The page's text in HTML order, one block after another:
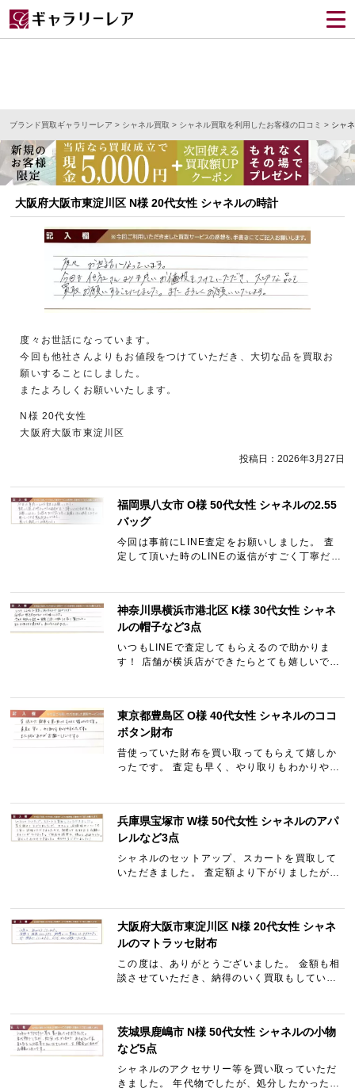
ブランド買取ギャラリーレア > シャネル買取 > シャネル買取を利用したお客様の口コミ > シャ
大阪府大阪市東淀川区 N様 20代女性 シャネルの時計
度々お世話になっています。
今回も他社さんよりもお値段をつけていただき、大切な品を買取お
願いすることにしました。
またよろしくお願いいたします。
N様 20代女性
大阪府大阪市東淀川区
投稿日： 2026年3月27日
福岡県八女市 O様 50代女性 シャネルの2.55
バッグ
今回は事前にLINE査定をお願いしました。 査
定して頂いた時のLINEの返信がすごく丁寧だっ
神奈川県横浜市港北区 K様 30代女性 シャネ
ルの帽子など3点
いつもLINEで査定してもらえるので助かりま
す！ 店舗が横浜店ができたらとても嬉しいで
東京都豊島区 O様 40代女性 シャネルのココ
ボタン財布
昔使っていた財布を買い取ってもらえて嬉しか
ったです。 査定も早く、やり取りもわかりやす
兵庫県宝塚市 W様 50代女性 シャネルのアパ
レルなど3点
シャネルのセットアップ、スカートを買取して
いただきました。 査定額より下がりましたが、
大阪府大阪市東淀川区 N様 20代女性 シャネ
ルのマトラッセ財布
この度は、ありがとうございました。 金額も相
談させていただき、納得のいく買取もしていた
茨城県鹿嶋市 N様 50代女性 シャネルの小物
など5点
シャネルのアクセサリー等を買い取っていただ
きました。 年代物でしたが、処分したかったの